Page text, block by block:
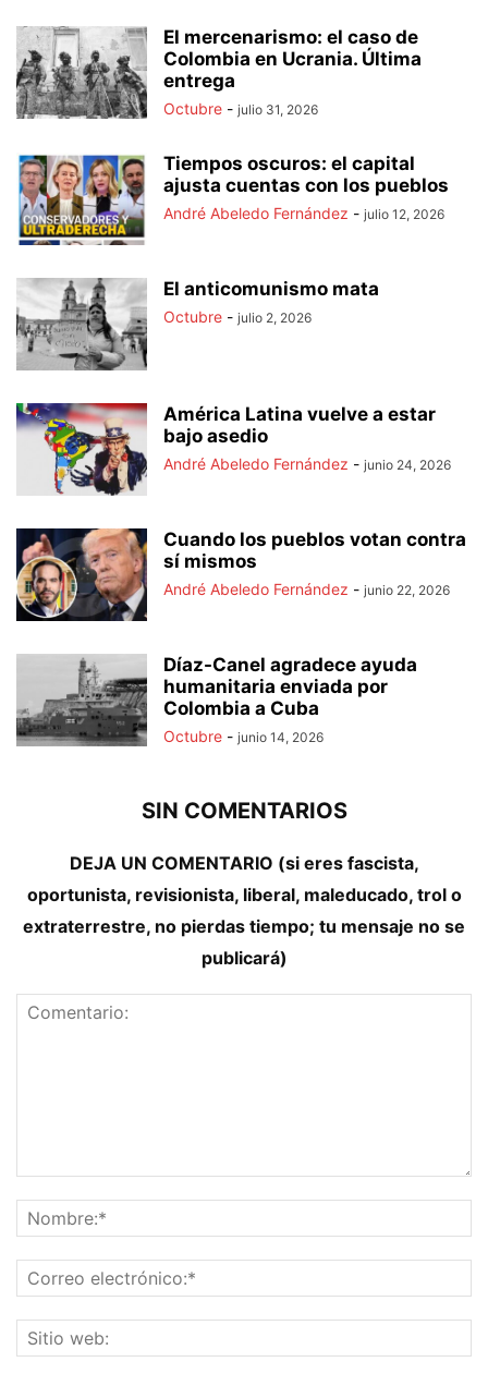
El mercenarismo: el caso de
Colombia en Ucrania. Última
entrega
Octubre - julio 31, 2026
Tiempos oscuros: el capital
ajusta cuentas con los pueblos
André Abeledo Fernández - julio 12, 2026
El anticomunismo mata
Octubre - julio 2, 2026
América Latina vuelve a estar
bajo asedio
André Abeledo Fernández - junio 24, 2026
Cuando los pueblos votan contra
sí mismos
André Abeledo Fernández - junio 22, 2026
Díaz-Canel agradece ayuda
humanitaria enviada por
Colombia a Cuba
Octubre - junio 14, 2026
SIN COMENTARIOS
DEJA UN COMENTARIO (si eres fascista,
oportunista, revisionista, liberal, maleducado, trol o
extraterrestre, no pierdas tiempo; tu mensaje no se
publicará)